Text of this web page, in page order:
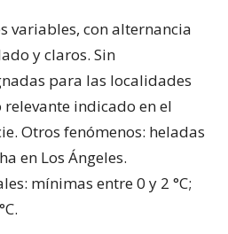
variables, con alternancia
y claros. Sin
para las localidades
indicado en el
Otros fenómenos: heladas
en Los Ángeles.
mínimas entre 0 y 2 °C;